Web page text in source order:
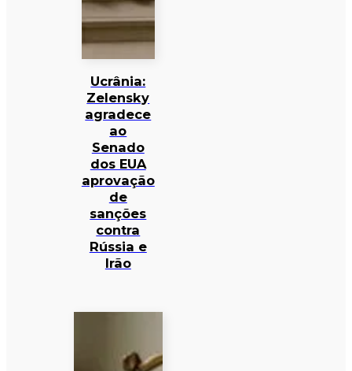
Ucrânia:
Zelensky
agradece
ao
Senado
dos EUA
aprovação
de
sanções
contra
Rússia e
Irão